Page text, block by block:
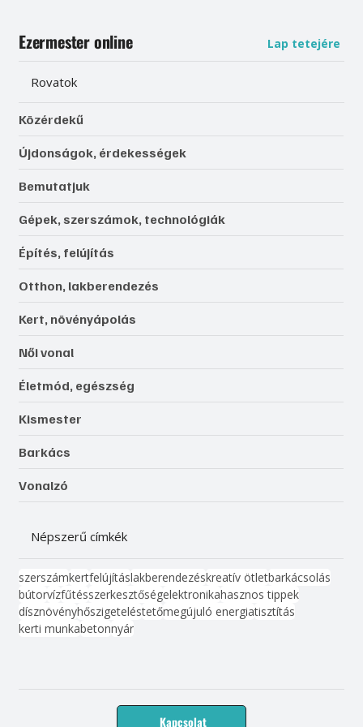
Ezermester online Lap tetejére
Rovatok
Közérdekű
Újdonságok, érdekességek
Bemutatjuk
Gépek, szerszámok, technológiák
Építés, felújítás
Otthon, lakberendezés
Kert, növényápolás
Női vonal
Életmód, egészség
Kismester
Barkács
Vonalzó
Népszerű címkék
szerszámkertfelújításlakberendezéskreatív ötletbarkácsolás
bútorvízfűtésszerkesztőségelektronikahasznos tippek
dísznövényhőszigeteléstetőmegújuló energiatisztítás
kerti munkabetonnyár
Kapcsolat